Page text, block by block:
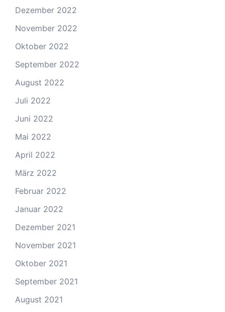
Dezember 2022
November 2022
Oktober 2022
September 2022
August 2022
Juli 2022
Juni 2022
Mai 2022
April 2022
März 2022
Februar 2022
Januar 2022
Dezember 2021
November 2021
Oktober 2021
September 2021
August 2021